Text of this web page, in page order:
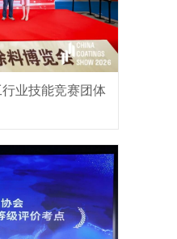
业技能竞赛团体